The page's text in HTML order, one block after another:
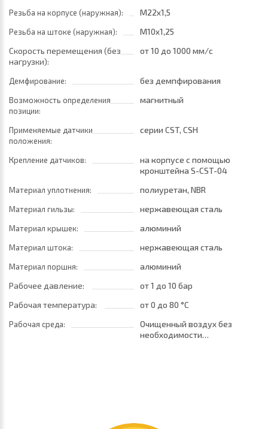
Резьба на корпусе (наружная): M22x1,5
Резьба на штоке (наружная):
M10x1,25
Скорость перемещения (без
нагрузки):
от 10 до 1000 мм/с
Демфирование: без демпфирования
Возможность определения
позиции:
магнитный
Применяемые датчики
положения:
серии CST, CSH
Крепление датчиков:
на корпусе с помощью
кронштейна S-CST-04
Материал уплотнения: полиуретан, NBR
Материал гильзы: нержавеющая сталь
Материал крышек: алюминий
Материал штока: нержавеющая сталь
Материал поршня:
алюминий
Рабочее давление:
от 1 до 10 бар
Рабочая температура:
от 0 до 80 °C
Рабочая среда:
Очищенный воздух без
необходимости